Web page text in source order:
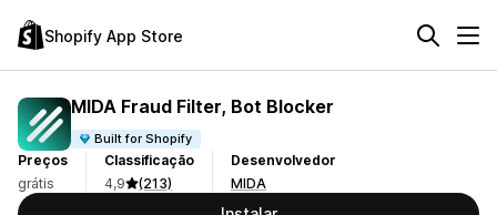
Shopify App Store
MIDA Fraud Filter, Bot Blocker
Built for Shopify
Preços
grátis
Classificação
4,9
(213)
Desenvolvedor
MIDA